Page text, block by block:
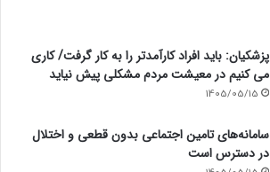
پزشکیان: باید افراد کارآمدتر را به کار گرفت/ کاری
می کنیم در معیشت مردم مشکلی پیش نیاید
1405/05/15
سامانه‌های تامین اجتماعی بدون قطعی و اختلال
در دسترس است